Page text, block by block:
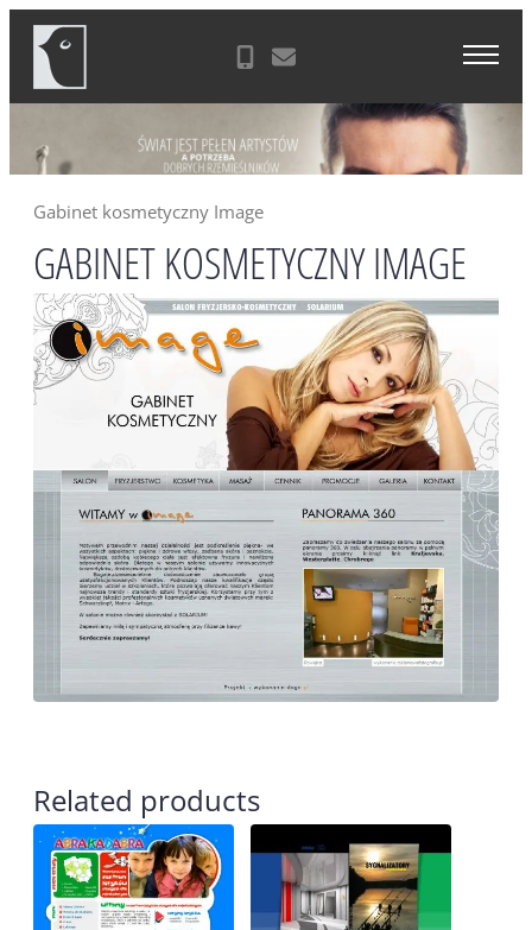
Skip
content
Agencja Reklamowa Zielona Góra
Gabinet kosmetyczny Image
GABINET KOSMETYCZNY IMAGE
Related products